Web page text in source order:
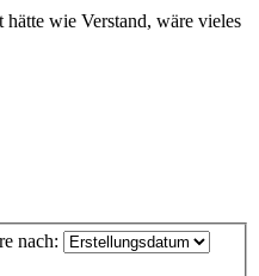
wie Verstand, wäre vieles
nach: